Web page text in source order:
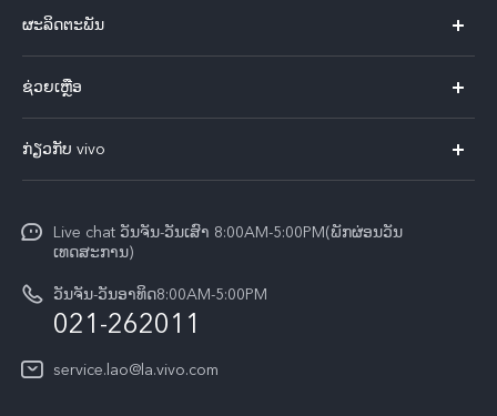
ຜະລິດຕະພັນ
ທຸກໂມເດວ
ຊ່ວຍເຫຼືອ
ສູນບໍລິການ
Funtouch OS
ການພິສູດຢືນຢັນ IMEI
ກວດສອບລາຄາອຸປະກອນເສີມ
ການອັບເດດລະບົບ
ກ່ຽວກັບ vivo
ແຈ້ງ​ການ​ທາງ​ກົດ​ໝາຍ
ສູນຄວາມເປັນສ່ວນຕົວ vivo
ຄວາມຍືນຍົງ
Live chat ວັນຈັນ-ວັນເສົາ 8:00AM-5:00PM(ພັກຜ່ອນວັນ
ເທດສະການ)
ວັນຈັນ-ວັນອາທິດ8:00AM-5:00PM
021-262011
service.lao@la.vivo.com